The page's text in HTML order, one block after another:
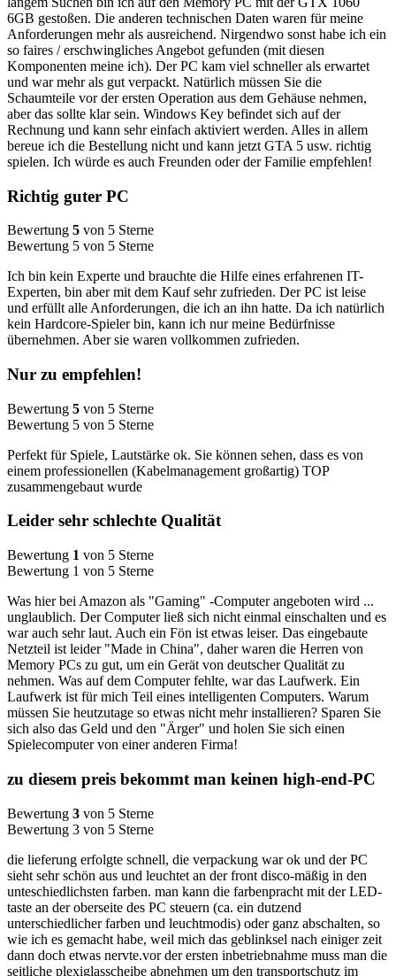
6GB gestoßen. Die anderen technischen Daten waren für meine
Anforderungen mehr als ausreichend. Nirgendwo sonst habe ich ein
so faires / erschwingliches Angebot gefunden (mit diesen
Komponenten meine ich). Der PC kam viel schneller als erwartet
und war mehr als gut verpackt. Natürlich müssen Sie die
Schaumteile vor der ersten Operation aus dem Gehäuse nehmen,
aber das sollte klar sein. Windows Key befindet sich auf der
Rechnung und kann sehr einfach aktiviert werden. Alles in allem
bereue ich die Bestellung nicht und kann jetzt GTA 5 usw. richtig
spielen. Ich würde es auch Freunden oder der Familie empfehlen!
Richtig guter PC
Bewertung 5 von 5 Sterne
Bewertung 5 von 5 Sterne
Ich bin kein Experte und brauchte die Hilfe eines erfahrenen IT-
Experten, bin aber mit dem Kauf sehr zufrieden. Der PC ist leise
und erfüllt alle Anforderungen, die ich an ihn hatte. Da ich natürlich
kein Hardcore-Spieler bin, kann ich nur meine Bedürfnisse
übernehmen. Aber sie waren vollkommen zufrieden.
Nur zu empfehlen!
Bewertung 5 von 5 Sterne
Bewertung 5 von 5 Sterne
Perfekt für Spiele, Lautstärke ok. Sie können sehen, dass es von
einem professionellen (Kabelmanagement großartig) TOP
zusammengebaut wurde
Leider sehr schlechte Qualität
Bewertung 1 von 5 Sterne
Bewertung 1 von 5 Sterne
Was hier bei Amazon als "Gaming" -Computer angeboten wird ...
unglaublich. Der Computer ließ sich nicht einmal einschalten und es
war auch sehr laut. Auch ein Fön ist etwas leiser. Das eingebaute
Netzteil ist leider "Made in China", daher waren die Herren von
Memory PCs zu gut, um ein Gerät von deutscher Qualität zu
nehmen. Was auf dem Computer fehlte, war das Laufwerk. Ein
Laufwerk ist für mich Teil eines intelligenten Computers. Warum
müssen Sie heutzutage so etwas nicht mehr installieren? Sparen Sie
sich also das Geld und den "Ärger" und holen Sie sich einen
Spielecomputer von einer anderen Firma!
zu diesem preis bekommt man keinen high-end-PC
Bewertung 3 von 5 Sterne
Bewertung 3 von 5 Sterne
die lieferung erfolgte schnell, die verpackung war ok und der PC
sieht sehr schön aus und leuchtet an der front disco-mäßig in den
unteschiedlichsten farben. man kann die farbenpracht mit der LED-
taste an der oberseite des PC steuern (ca. ein dutzend
unterschiedlicher farben und leuchtmodis) oder ganz abschalten, so
wie ich es gemacht habe, weil mich das geblinksel nach einiger zeit
dann doch etwas nervte.vor der ersten inbetriebnahme muss man die
seitliche plexiglasscheibe abnehmen um den transportschutz im